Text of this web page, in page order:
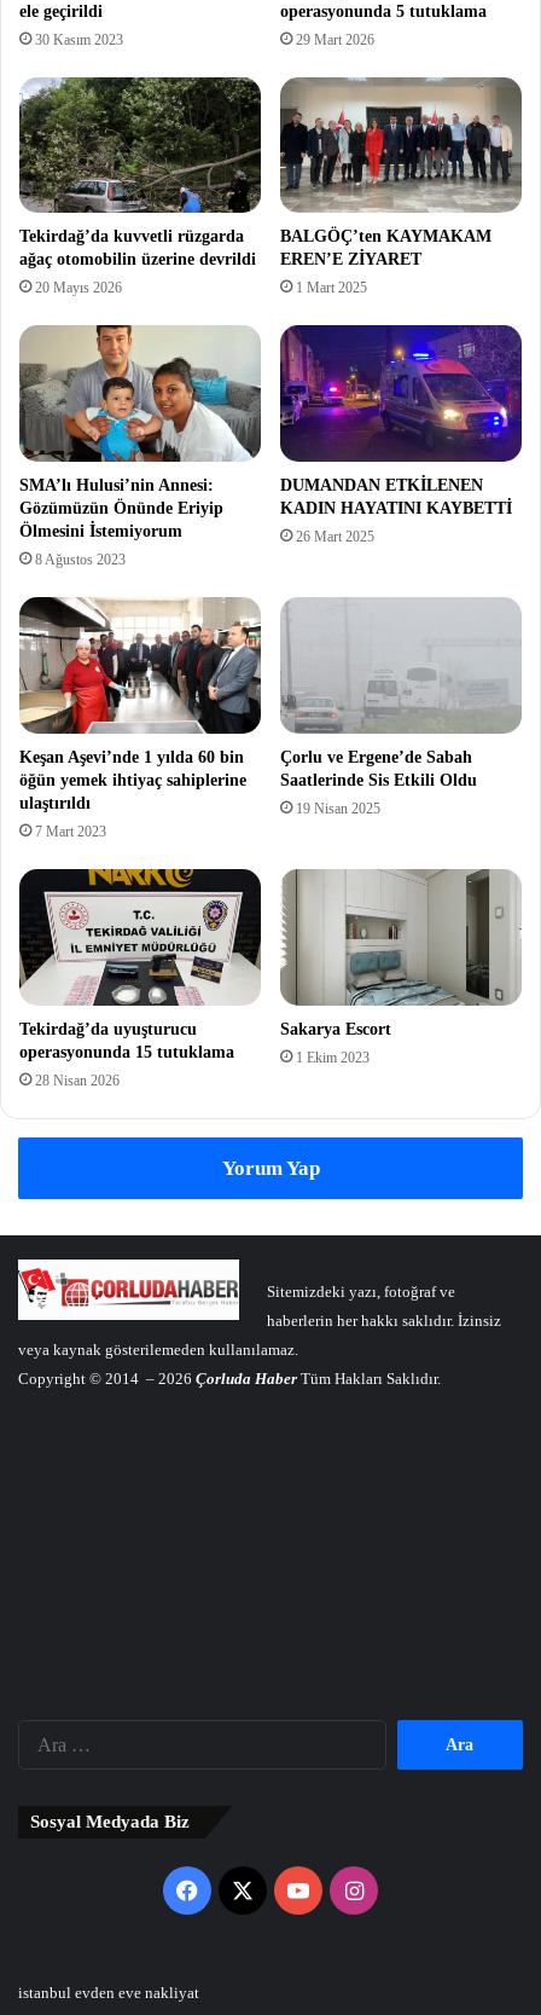
ele geçirildi
30 Kasım 2023
operasyonunda 5 tutuklama
29 Mart 2026
Tekirdağ’da kuvvetli rüzgarda
ağaç otomobilin üzerine devrildi
20 Mayıs 2026
BALGÖÇ’ten KAYMAKAM
EREN’E ZİYARET
1 Mart 2025
SMA’lı Hulusi’nin Annesi:
Gözümüzün Önünde Eriyip
Ölmesini İstemiyorum
8 Ağustos 2023
DUMANDAN ETKİLENEN
KADIN HAYATINI KAYBETTİ
26 Mart 2025
Keşan Aşevi’nde 1 yılda 60 bin
öğün yemek ihtiyaç sahiplerine
ulaştırıldı
7 Mart 2023
Çorlu ve Ergene’de Sabah
Saatlerinde Sis Etkili Oldu
19 Nisan 2025
Tekirdağ’da uyuşturucu
operasyonunda 15 tutuklama
28 Nisan 2026
Sakarya Escort
1 Ekim 2023
Yorum Yap
Sitemizdeki yazı, fotoğraf ve
haberlerin her hakkı saklıdır. İzinsiz
veya kaynak gösterilemeden kullanılamaz.
Copyright © 2014 – 2026 Çorluda Haber Tüm Hakları Saklıdır.
Sosyal Medyada Biz
Facebook
X YouTubeInstagram
istanbul evden eve nakliyat